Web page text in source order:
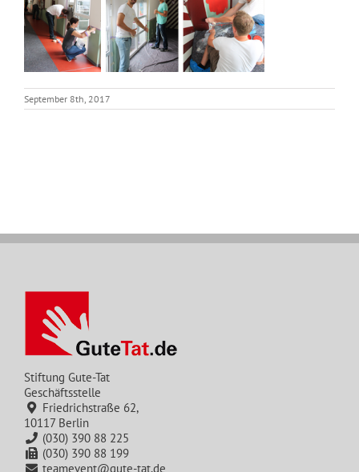
September 8th, 2017
Stiftung Gute-Tat
Geschäftsstelle
Friedrichstraße 62,
10117 Berlin
(030) 390 88 225
(030) 390 88 199
teamevent@gute-tat.de